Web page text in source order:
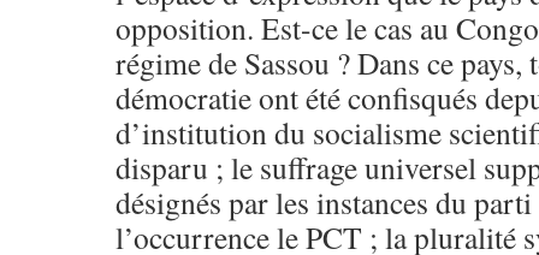
opposition. Est-ce le cas au
régime de Sassou ? Dans ce
démocratie ont été confisqués
d’institution du socialisme
disparu ; le suffrage universel
désignés par les instances du
l’occurrence le PCT ; la pluralité